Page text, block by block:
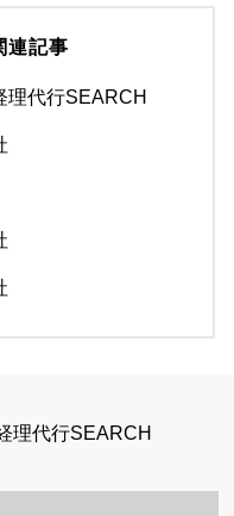
連記事
理代行SEARCH